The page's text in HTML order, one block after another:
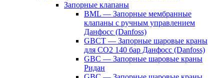
Запорные клапаны
BML — Запорные мембранные
клапаны с ручным управлением
Данфосс (Danfoss)
GBCT — Запорные шаровые краны
для CO2 140 бар Данфосс (Danfoss)
GBC — Запорные шаровые краны
Ридан